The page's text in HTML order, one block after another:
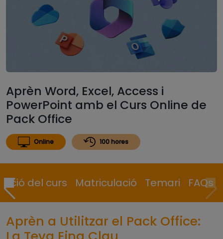
Aprèn Word, Excel, Access i
PowerPoint amb el Curs Online de
Pack Office
Online 100 hores
del curs Matriculació Temari FAQs
Aprèn a Utilitzar el Pack Office: